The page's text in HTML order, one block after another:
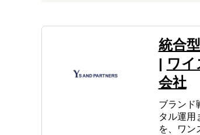
統合
| ワ
会社
ブランド
タル運用
を、ワン